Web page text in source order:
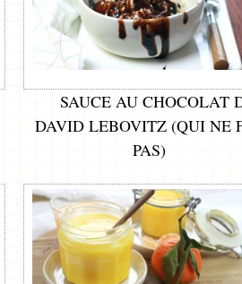
SAUCE AU CHOCOLAT
DAVID LEBOVITZ (QUI NE
PAS)